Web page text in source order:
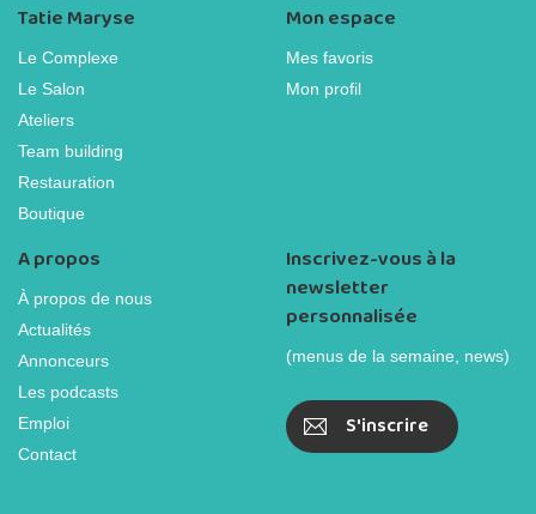
Tatie Maryse
Le Complexe
Le Salon
Ateliers
Team building
Restauration
Boutique
Mon espace
Mes favoris
Mon profil
A propos
À propos de nous
Actualités
Annonceurs
Les podcasts
Emploi
Contact
Inscrivez-vous à la
newsletter
personnalisée
(menus de la semaine, news)
S'inscrire